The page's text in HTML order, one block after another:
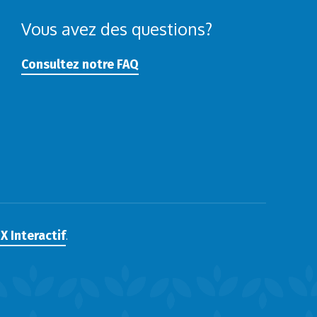
Vous avez des questions?
Consultez notre FAQ
Interactif.